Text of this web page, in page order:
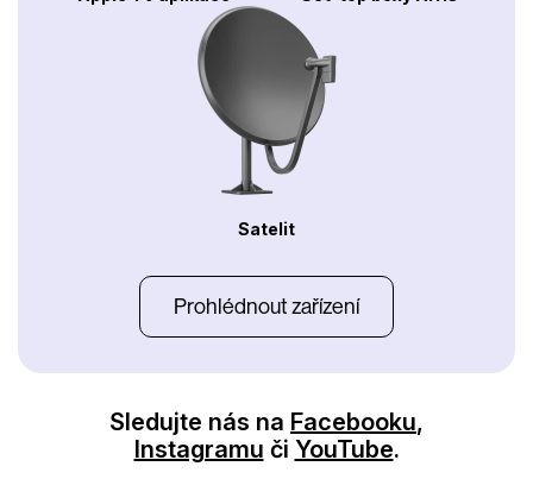
Satelit
Prohlédnout zařízení
Sledujte nás na Facebooku,
Instagramu či YouTube.